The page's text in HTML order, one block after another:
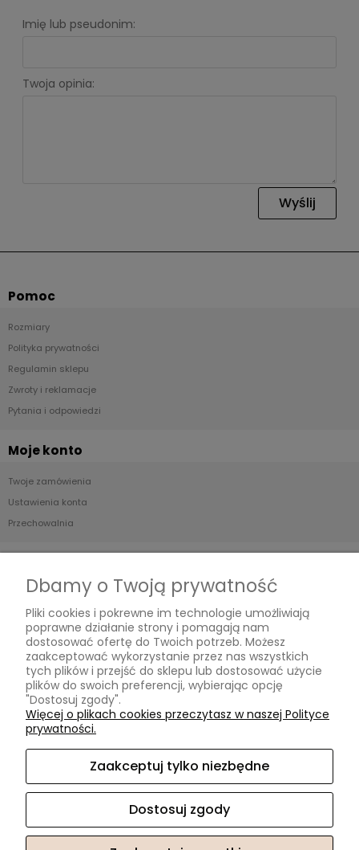
Imię lub pseudonim:
Twoja opinia:
Wyślij
Pomoc
Rozmiary
Polityka prywatności
Regulamin sklepu
Zwroty i reklamacje
Pytania i odpowiedzi
Moje konto
Twoje zamówienia
Ustawienia konta
Przechowalnia
Formy płatności
Czas i koszty dostawy
Czas realizacji zamówienia
Informacje
O nas
Kontakt
Dbamy o Twoją prywatność
Pliki cookies i pokrewne im technologie umożliwiają
poprawne działanie strony i pomagają nam
dostosować ofertę do Twoich potrzeb. Możesz
zaakceptować wykorzystanie przez nas wszystkich
tych plików i przejść do sklepu lub dostosować użycie
plików do swoich preferencji, wybierając opcję
"Dostosuj zgody".
Więcej o plikach cookies przeczytasz w naszej Polityce
prywatności.
Zaakceptuj tylko niezbędne
Dostosuj zgody